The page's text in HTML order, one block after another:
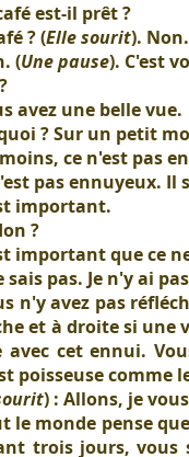
est-il prêt ?
? (Elle sourit). Non.
(Une pause). C'est
avez une belle vue.
? Sur un petit
moins, ce n'est pas
pas ennuyeux.
important.
?
important que ce
sais pas. Je n'y ai
n'y avez pas
et à droite si une
avec cet ennui.
poisseuse comme
) : Allons, je
le monde pense
trois jours, vous